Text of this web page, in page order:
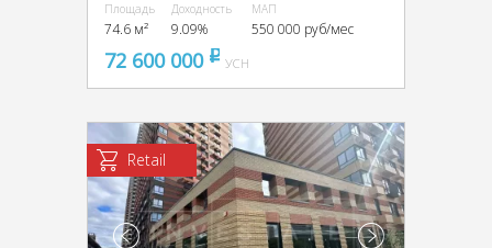
Площадь
74.6 м²
Доходность
9.09%
МАП
550 000 руб/мес
72 600 000 pуб
УСН
Retail